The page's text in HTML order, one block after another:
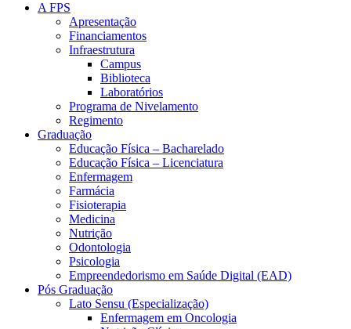
A FPS
Apresentação
Financiamentos
Infraestrutura
Campus
Biblioteca
Laboratórios
Programa de Nivelamento
Regimento
Graduação
Educação Física – Bacharelado
Educação Física – Licenciatura
Enfermagem
Farmácia
Fisioterapia
Medicina
Nutrição
Odontologia
Psicologia
Empreendedorismo em Saúde Digital (EAD)
Pós Graduação
Lato Sensu (Especialização)
Enfermagem em Oncologia